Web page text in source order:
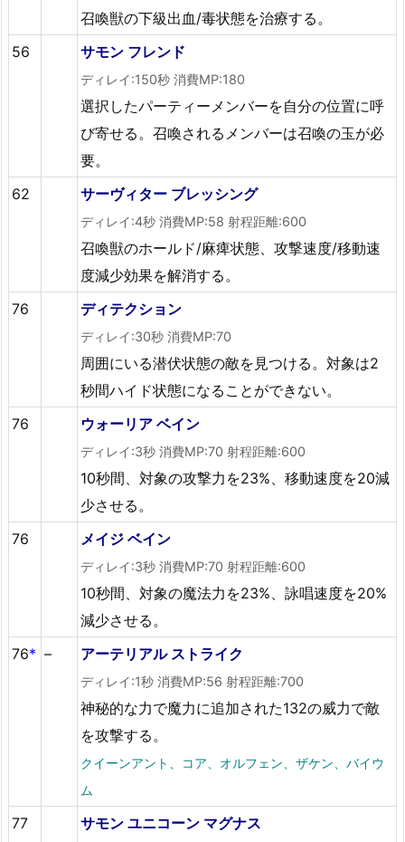
召喚獣の下級出血/毒状態を治療する。
56
サモン フレンド
ディレイ:150秒 消費MP:180
選択したパーティーメンバーを自分の位置に呼
び寄せる。召喚されるメンバーは召喚の玉が必
要。
62
サーヴィター ブレッシング
ディレイ:4秒 消費MP:58 射程距離:600
召喚獣のホールド/麻痺状態、攻撃速度/移動速
度減少効果を解消する。
76
ディテクション
ディレイ:30秒 消費MP:70
周囲にいる潜伏状態の敵を見つける。対象は2
秒間ハイド状態になることができない。
76
ウォーリア ベイン
ディレイ:3秒 消費MP:70 射程距離:600
10秒間、対象の攻撃力を23%、移動速度を20減
少させる。
76
メイジ ベイン
ディレイ:3秒 消費MP:70 射程距離:600
10秒間、対象の魔法力を23%、詠唱速度を20%
減少させる。
76* – アーテリアル ストライク
ディレイ:1秒 消費MP:56 射程距離:700
神秘的な力で魔力に追加された132の威力で敵
を攻撃する。
クイーンアント、コア、オルフェン、ザケン、バイウ
ム
77 サモン ユニコーン マグナス